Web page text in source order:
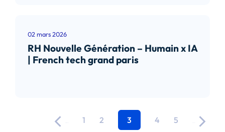
02 mars 2026
RH Nouvelle Génération – Humain x IA
| French tech grand paris
1 2 3 4 5